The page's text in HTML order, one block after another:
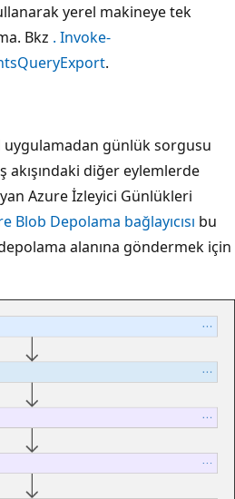
yerel makineye tek
Bkz . Invoke-
.
uygulamadan günlük sorgusu
iş akışındaki diğer eylemlerde
Azure İzleyici Günlükleri
Blob Depolama bağlayıcısı bu
alanına göndermek için